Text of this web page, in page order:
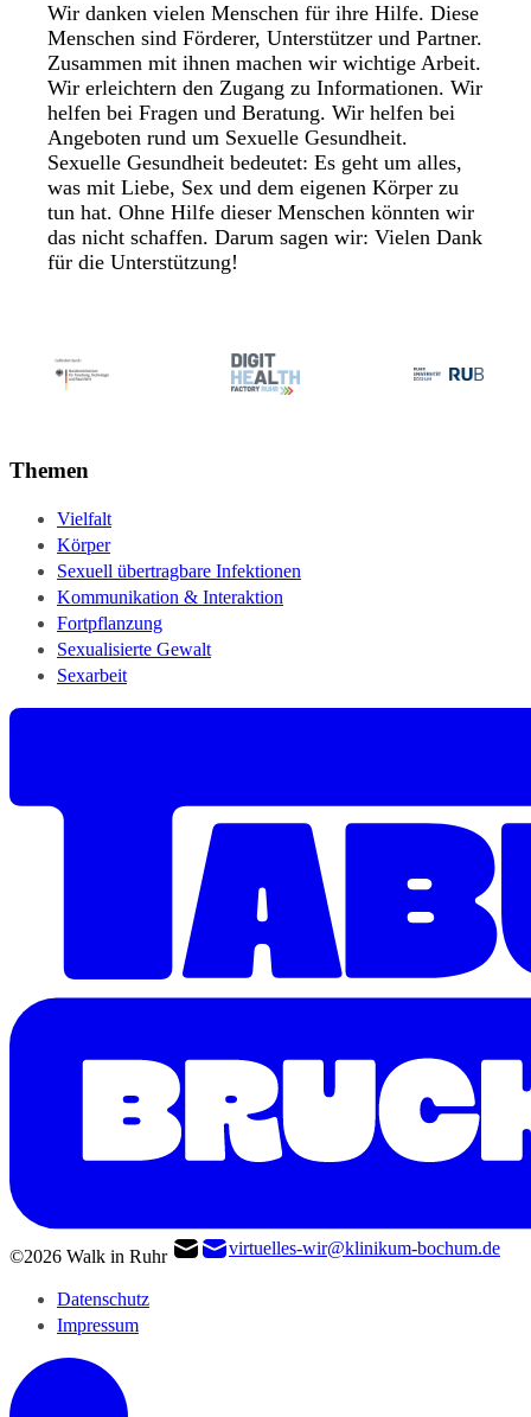
Wir danken vielen Menschen für ihre Hilfe. Diese
Menschen sind Förderer, Unterstützer und Partner.
Zusammen mit ihnen machen wir wichtige Arbeit.
Wir erleichtern den Zugang zu Informationen. Wir
helfen bei Fragen und Beratung. Wir helfen bei
Angeboten rund um Sexuelle Gesundheit.
Sexuelle Gesundheit bedeutet: Es geht um alles,
was mit Liebe, Sex und dem eigenen Körper zu
tun hat. Ohne Hilfe dieser Menschen könnten wir
das nicht schaffen. Darum sagen wir: Vielen Dank
für die Unterstützung!
Themen
Vielfalt
Körper
Sexuell übertragbare Infektionen
Kommunikation & Interaktion
Fortpflanzung
Sexualisierte Gewalt
Sexarbeit
©2026 Walk in Ruhr virtuelles-wir@klinikum-bochum.de
Datenschutz
Impressum